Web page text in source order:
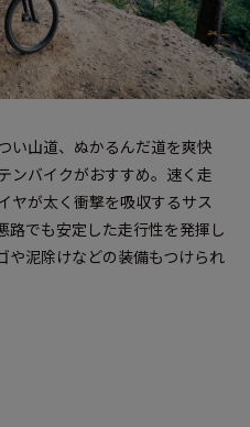
い山道、ぬかるんだ道を爽快
ンバイクがおすすめ。速く走
ヤが太く衝撃を吸収するサス
路でも安定した走行性を発揮し
や泥除けなどの装備もつけられ